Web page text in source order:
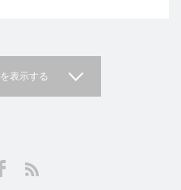
表示する